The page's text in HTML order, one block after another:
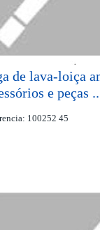
de lava-loiça
e peças
100252 45